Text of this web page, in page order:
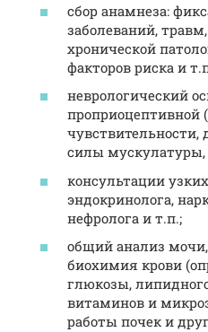
сбор анамнеза:
заболеваний,
хронической
факторов риска и
неврологический
проприоцептивной
чувствительности,
силы мускулатуры,
консультации
эндокринолога,
нефролога и т.п.;
общий анализ
биохимия крови
глюкозы,
витаминов и
работы почек и